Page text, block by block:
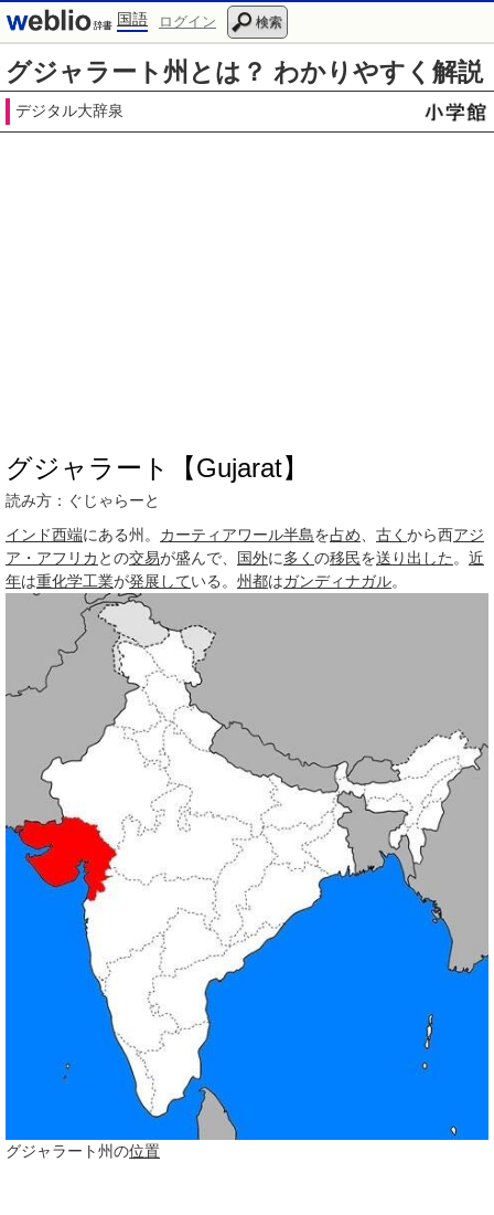
国語 ログイン 検索
グジャラート州とは？ わかりやすく解説
デジタル大辞泉
グジャラート【Gujarat】
読み方：ぐじゃらーと
インド西端にある州。 カーティアワール半島を占め 古く から西アジ
ア・アフリカ との交易が盛んで、 国外に多く の移民を送り出した 。 近
年は重化学工業が発展している。 州都はガンディナガル。
グジャラート州の位置